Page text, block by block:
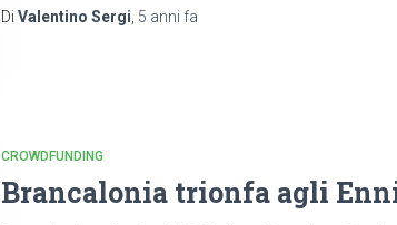
Di Valentino Sergi, 5 anni fa
CROWDFUNDING
Brancalonia trionfa agli